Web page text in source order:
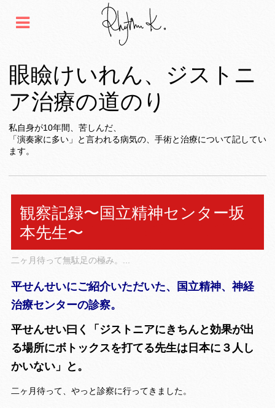
眼瞼けいれん、ジストニ
ア治療の道のり
私自身が10年間、苦しんだ、
「演奏家に多い」と言われる病気の、手術と治療について記してい
ます。
観察記録〜国立精神センター坂
本先生〜
二ヶ月待って無駄足の極み。...
平せんせいにご紹介いただいた、国立精神、神経
治療センターの診察。
平せんせい曰く「ジストニアにきちんと効果が出
る場所にボトックスを打てる先生は日本に３人し
かいない」と。
二ヶ月待って、やっと診察に行ってきました。